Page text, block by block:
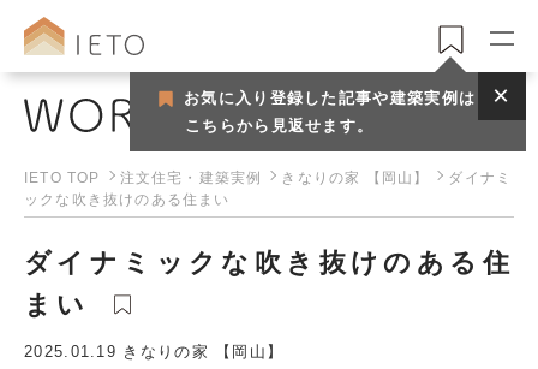
お気に入り登録した記事や建築実例は
こちらから見返せます。
注文住宅・建築実例
IETO TOP 注文住宅・建築実例 きなりの家 【岡山】
ダイナミ
ックな吹き抜けのある住まい
ダイナミックな吹き抜けのある住
まい
2025.01.19 きなりの家 【岡山】